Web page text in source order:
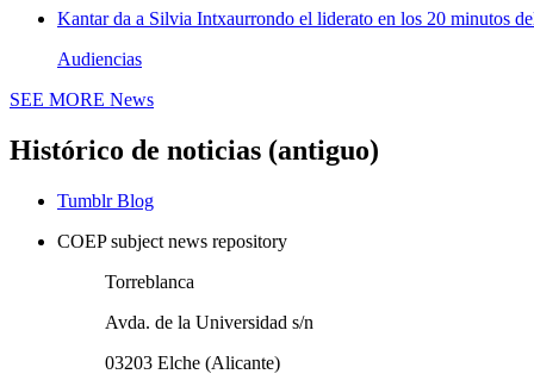
Kantar da a Silvia Intxaurrondo el liderato en los 20 minutos
Audiencias
SEE MORE News
Histórico de noticias (antiguo)
Tumblr Blog
COEP subject news repository
Torreblanca
Avda. de la Universidad s/n
03203 Elche (Alicante)